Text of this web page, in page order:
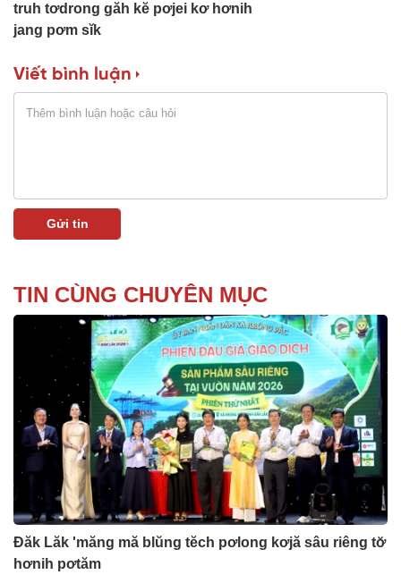
truh tơdrong găh kĕ pơjei kơ hơnih
jang pơm sĭk
Viết bình luận
TIN CÙNG CHUYÊN MỤC
Đăk Lăk 'măng mă blŭng tĕch pơlong kơjă sâu riêng tơ̆
hơnih pơtăm